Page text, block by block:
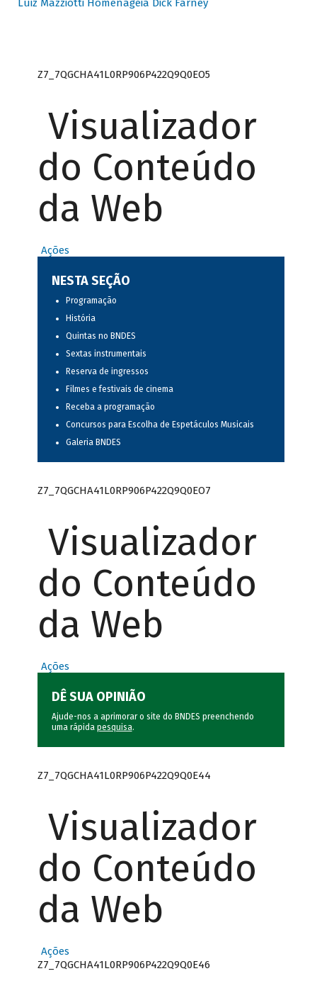
Luiz Mazziotti Homenageia Dick Farney
Z7_7QGCHA41L0RP906P422Q9Q0EO5
Visualizador
do Conteúdo
da Web
Ações
NESTA SEÇÃO
Programação
História
Quintas no BNDES
Sextas instrumentais
Reserva de ingressos
Filmes e festivais de cinema
Receba a programação
Concursos para Escolha de Espetáculos Musicais
Galeria BNDES
Z7_7QGCHA41L0RP906P422Q9Q0EO7
Visualizador
do Conteúdo
da Web
Ações
DÊ SUA OPINIÃO
Ajude-nos a aprimorar o site do BNDES preenchendo
uma rápida pesquisa.
Z7_7QGCHA41L0RP906P422Q9Q0E44
Visualizador
do Conteúdo
da Web
Ações
Z7_7QGCHA41L0RP906P422Q9Q0E46